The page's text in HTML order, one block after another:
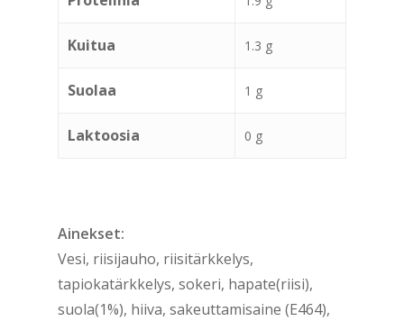
Kuitua 1.3 g
Suolaa 1 g
Laktoosia 0 g
Ainekset:
Vesi, riisijauho, riisitärkkelys,
tapiokatärkkelys, sokeri, hapate(riisi),
suola(1%), hiiva, sakeuttamisaine (E464),